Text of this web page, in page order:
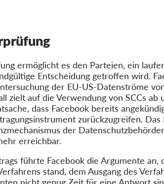
ermöglicht es den Parteien, ein
Entscheidung getroffen wird.
der EU-US-Datenströme
zielt auf die Verwendung von SCCs
dass Facebook bereits
zurückzugreifen.
der
erreichbar.
führte Facebook die Argumente
stand, dem Ausgang des